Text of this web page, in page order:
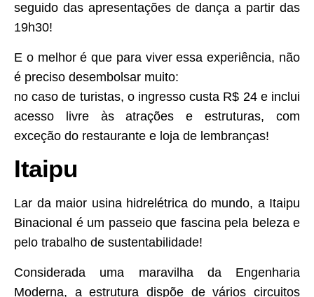
seguido das apresentações de dança a partir das
19h30!
E o melhor é que para viver essa experiência, não
é preciso desembolsar muito:
no caso de turistas, o ingresso custa R$ 24 e inclui
acesso livre às atrações e estruturas, com
exceção do restaurante e loja de lembranças!
Itaipu
Lar da maior usina hidrelétrica do mundo, a Itaipu
Binacional é um passeio que fascina pela beleza e
pelo trabalho de sustentabilidade!
Considerada uma maravilha da Engenharia
Moderna, a estrutura dispõe de vários circuitos